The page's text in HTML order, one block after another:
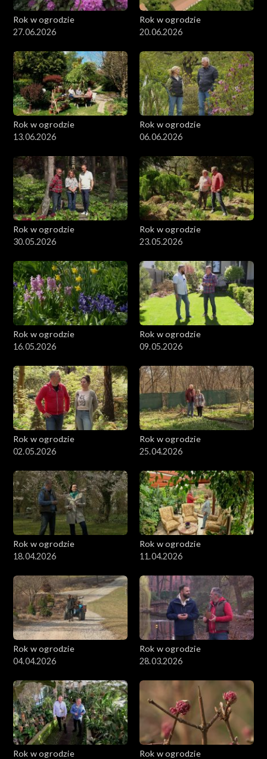
Rok w ogrodzie
27.06.2026
Rok w ogrodzie
20.06.2026
Rok w ogrodzie
13.06.2026
Rok w ogrodzie
06.06.2026
Rok w ogrodzie
30.05.2026
Rok w ogrodzie
23.05.2026
Rok w ogrodzie
16.05.2026
Rok w ogrodzie
09.05.2026
Rok w ogrodzie
02.05.2026
Rok w ogrodzie
25.04.2026
Rok w ogrodzie
18.04.2026
Rok w ogrodzie
11.04.2026
Rok w ogrodzie
04.04.2026
Rok w ogrodzie
28.03.2026
Rok w ogrodzie
Rok w ogrodzie